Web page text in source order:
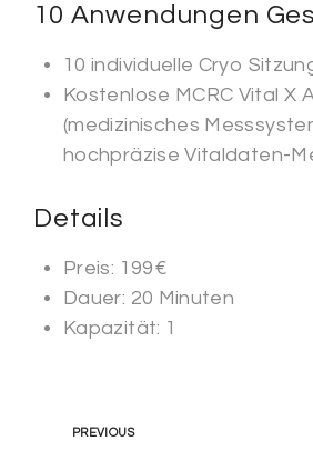
10 Anwendungen
10 individuelle Cryo
Kostenlose MCRC Vital X
(medizinisches
hochpräzise Vitaldaten-
Details
Preis: 199€
Dauer: 20 Minuten
Kapazität: 1
PREVIOUS